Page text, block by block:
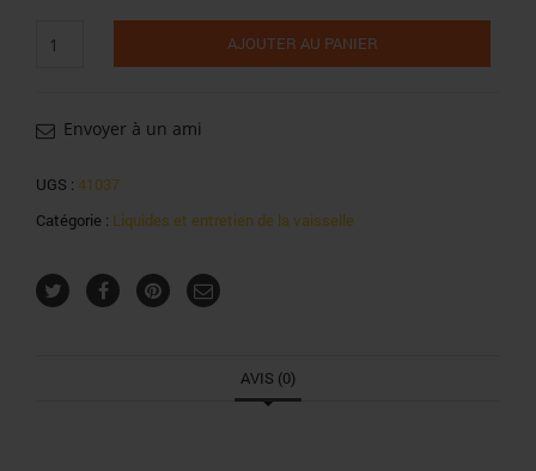
de
vaisselle
750ml
AJOUTER AU PANIER
Envoyer à un ami
UGS : 41037
Catégorie : Liquides et entretien de la vaisselle
AVIS (0)